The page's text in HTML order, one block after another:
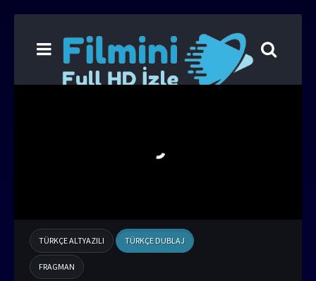
TÜRKÇE ALTYAZILI TÜRKÇE DUBLAJ
FRAGMAN